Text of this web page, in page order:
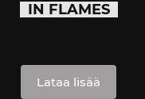
IN FLAMES
Lataa lisää